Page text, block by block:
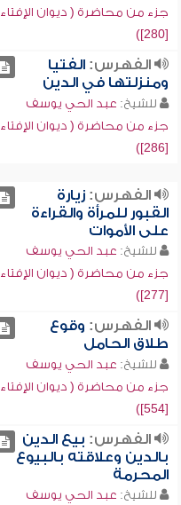
جزء من محاضرة ( ديوان الإفتاء
[280])
الفهرس:الفتيا
ومنزلتها في الدين
للشيخ: عبد الحي يوسف
جزء من محاضرة ( ديوان الإفتاء
[286])
الفهرس:زيارة
القبور للمرأة والقراءة
على الأموات
للشيخ: عبد الحي يوسف
جزء من محاضرة ( ديوان الإفتاء
[277])
الفهرس: وقوع
طلاق الحامل
للشيخ: عبد الحي يوسف
جزء من محاضرة ( ديوان الإفتاء
[554])
الفهرس: بيع الدين
بالدين وعلاقته بالبيوع
المحرمة
للشيخ: عبد الحي يوسف